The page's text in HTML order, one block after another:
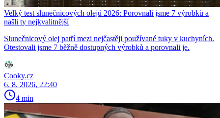
Velký test slunečnicových olejů 2026: Porovnali jsme 7 výrobků a
našli ty nejkvalitnější
Slunečnicový olej patří mezi nejčastěji používané tuky v kuchyních.
Otestovali jsme 7 běžně dostupných výrobků a porovnali je.
Cooky.cz
6. 8. 2026, 22:40
4 min